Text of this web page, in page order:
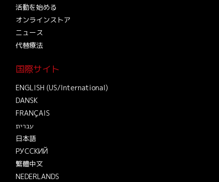
活動を始める
オンラインストア
ニュース
代替療法
国際サイト
ENGLISH (US/International)
DANSK
FRANÇAIS
עברית
日本語
РУССКИЙ
繁體中文
NEDERLANDS